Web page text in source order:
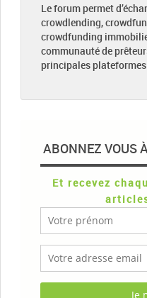
Le forum permet
crowdlending,
crowdfunding
communauté de
principales plateformes
ABONNEZ VOUS
Et recevez